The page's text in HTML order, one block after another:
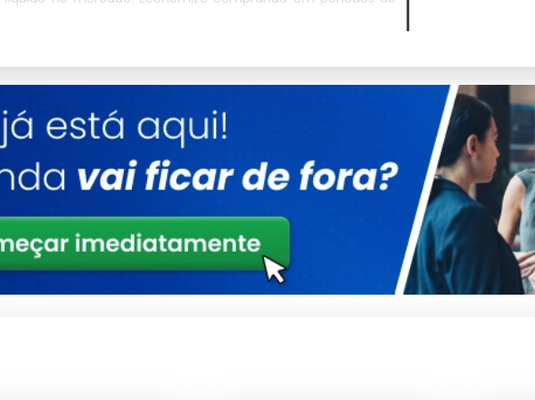
Líquido
conhecida por sua qualidade e eficiência na remoção